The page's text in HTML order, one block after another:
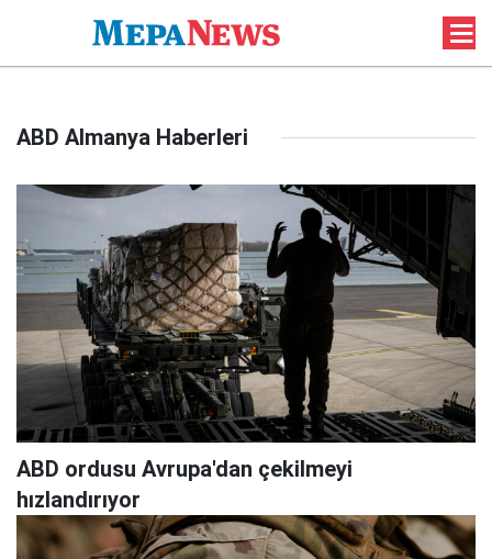
ABD Almanya Haberleri
ABD ordusu Avrupa'dan çekilmeyi
hızlandırıyor